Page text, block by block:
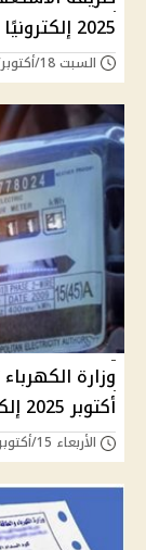
2025 إلكترونيًا عبر الموقع الرسمي
السبت 18/أكتوبر/2025 - 10:28 م
أكتوبر 2025 إلكترونيًا بسهولة
الأربعاء 15/أكتوبر/2025 - 02:00 ص